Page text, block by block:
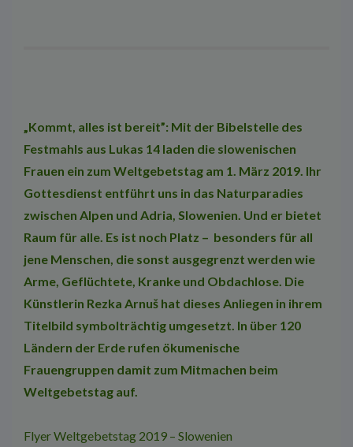
„Kommt, alles ist bereit”: Mit der Bibelstelle des
Festmahls aus Lukas 14 laden die slowenischen
Frauen ein zum Weltgebetstag am 1. März 2019. Ihr
Gottesdienst entführt uns in das Naturparadies
zwischen Alpen und Adria, Slowenien. Und er bietet
Raum für alle. Es ist noch Platz – besonders für all
jene Menschen, die sonst ausgegrenzt werden wie
Arme, Geflüchtete, Kranke und Obdachlose. Die
Künstlerin Rezka Arnuš hat dieses Anliegen in ihrem
Titelbild symbolträchtig umgesetzt. In über 120
Ländern der Erde rufen ökumenische
Frauengruppen damit zum Mitmachen beim
Weltgebetstag auf.
Flyer Weltgebetstag 2019 – Slowenien